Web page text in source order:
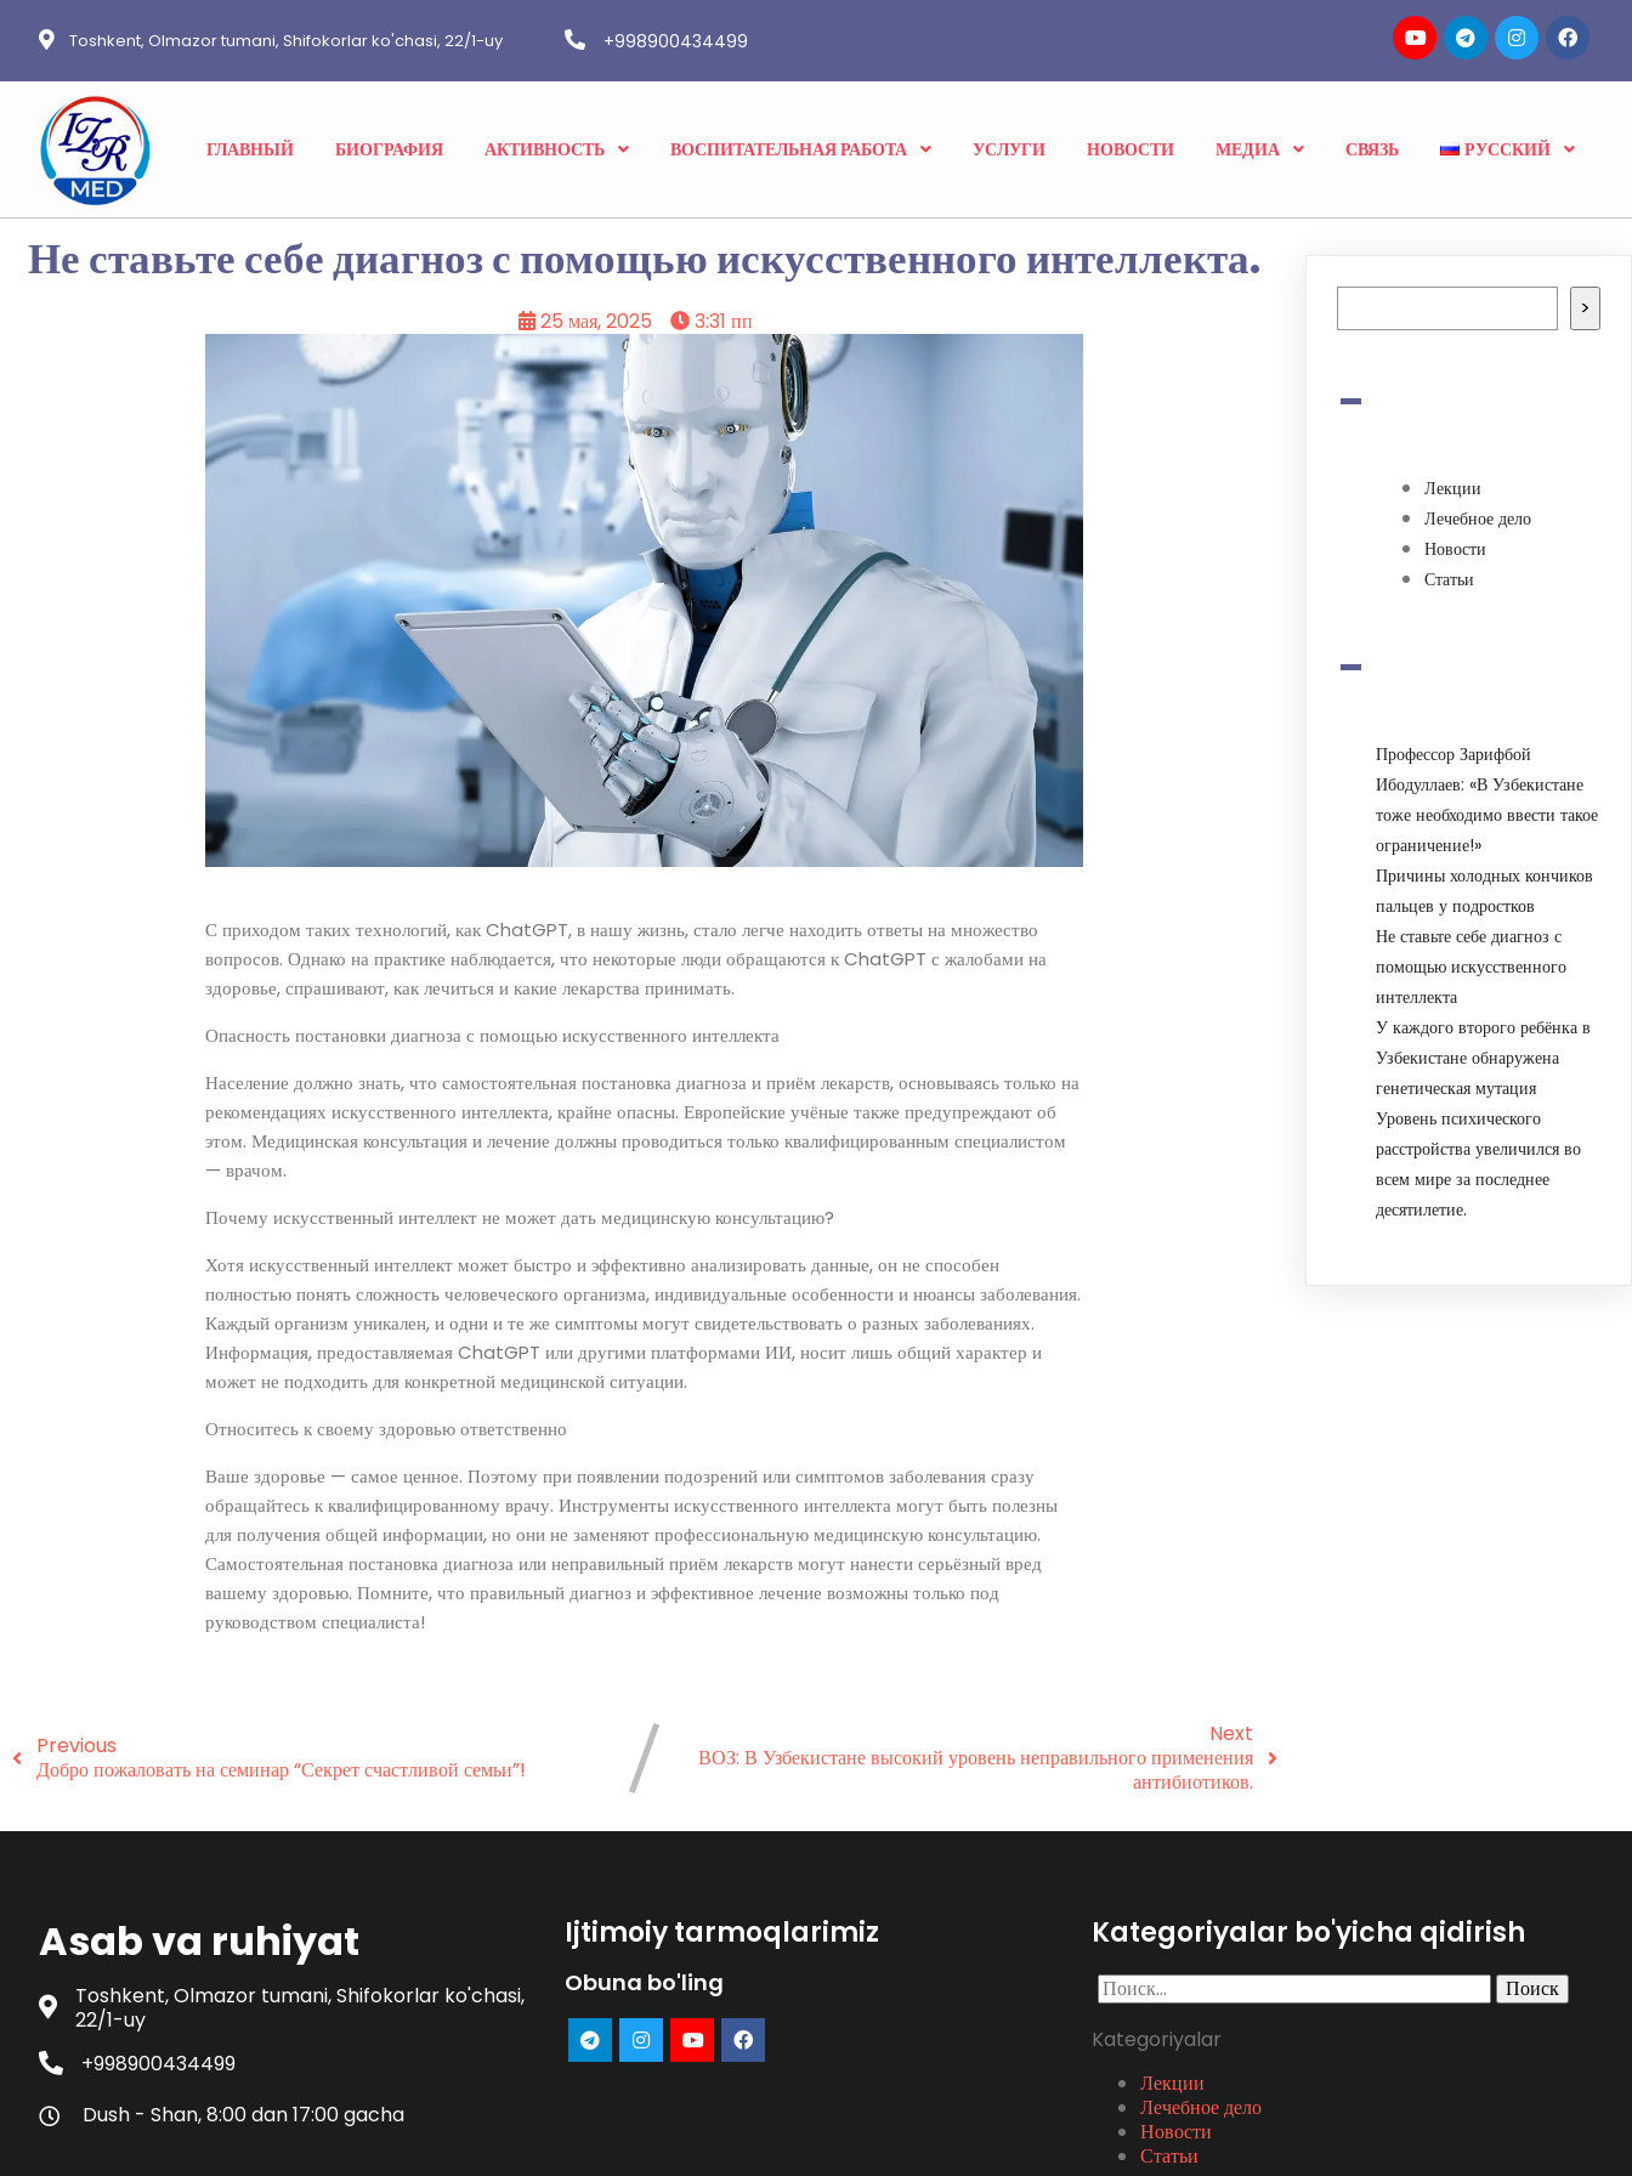
Toshkent, Olmazor tumani, Shifokorlar ko'chasi, 22/1-uy +998900434499
ГЛАВНЫЙ БИОГРАФИЯ АКТИВНОСТЬ ВОСПИТАТЕЛЬНАЯ РАБОТА УСЛУГИ НОВОСТИ МЕДИА СВЯЗЬ РУССКИЙ
Не ставьте себе диагноз с помощью искусственного интеллекта.
25 мая, 2025 3:31 пп
С приходом таких технологий, как ChatGPT, в нашу жизнь, стало легче находить ответы на множество
вопросов. Однако на практике наблюдается, что некоторые люди обращаются к ChatGPT с жалобами на
здоровье, спрашивают, как лечиться и какие лекарства принимать.
Опасность постановки диагноза с помощью искусственного интеллекта
Население должно знать, что самостоятельная постановка диагноза и приём лекарств, основываясь только на
рекомендациях искусственного интеллекта, крайне опасны. Европейские учёные также предупреждают об
этом. Медицинская консультация и лечение должны проводиться только квалифицированным специалистом
— врачом.
Почему искусственный интеллект не может дать медицинскую консультацию?
Хотя искусственный интеллект может быстро и эффективно анализировать данные, он не способен
полностью понять сложность человеческого организма, индивидуальные особенности и нюансы заболевания.
Каждый организм уникален, и одни и те же симптомы могут свидетельствовать о разных заболеваниях.
Информация, предоставляемая ChatGPT или другими платформами ИИ, носит лишь общий характер и
может не подходить для конкретной медицинской ситуации.
Относитесь к своему здоровью ответственно
Ваше здоровье — самое ценное. Поэтому при появлении подозрений или симптомов заболевания сразу
обращайтесь к квалифицированному врачу. Инструменты искусственного интеллекта могут быть полезны
для получения общей информации, но они не заменяют профессиональную медицинскую консультацию.
Самостоятельная постановка диагноза или неправильный приём лекарств могут нанести серьёзный вред
вашему здоровью. Помните, что правильный диагноз и эффективное лечение возможны только под
руководством специалиста!
Previous
Добро пожаловать на семинар “Секрет счастливой семьи”!
Next
ВОЗ: В Узбекистане высокий уровень неправильного применения
антибиотиков.
Поиск >
-
Лекции
Лечебное дело
Новости
Статьи
-
Профессор Зарифбой
Ибодуллаев: «В Узбекистане
тоже необходимо ввести такое
ограничение!»
Причины холодных кончиков
пальцев у подростков
Не ставьте себе диагноз с
помощью искусственного
интеллекта
У каждого второго ребёнка в
Узбекистане обнаружена
генетическая мутация
Уровень психического
расстройства увеличился во
всем мире за последнее
десятилетие.
Asab va ruhiyat
Toshkent, Olmazor tumani, Shifokorlar ko'chasi,
22/1-uy
+998900434499
Dush - Shan, 8:00 dan 17:00 gacha
Ijtimoiy tarmoqlarimiz
Obuna bo'ling
Kategoriyalar bo'yicha qidirish
Найти:
Kategoriyalar
Лекции
Лечебное дело
Новости
Статьи